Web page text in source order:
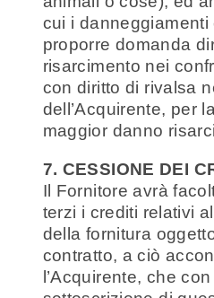
cui i danneggiamenti
proporre domanda
risarcimento nei
con diritto di rivalsa
dell’Acquirente, per
maggior danno
7. CESSIONE DEI
Il Fornitore avrà
terzi i crediti relativi
della fornitura
contratto, a ciò
l’Acquirente, che